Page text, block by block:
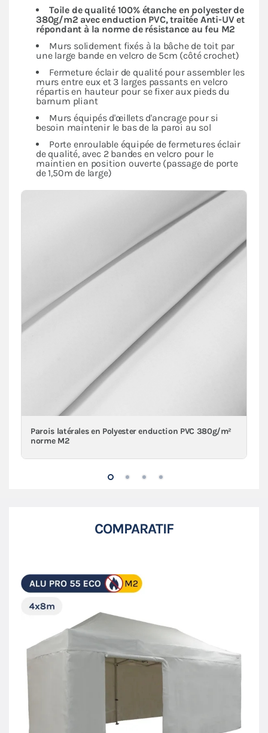
Toile de qualité 100% étanche en polyester de
380g/m2 avec enduction PVC, traitée Anti-UV et
répondant à la norme de résistance au feu M2
Murs solidement fixés à la bâche de toit par
une large bande en velcro de 5cm (côté crochet)
Fermeture éclair de qualité pour assembler les
murs entre eux et 3 larges passants en velcro
répartis en hauteur pour se fixer aux pieds du
barnum pliant
Murs équipés d'œillets d'ancrage pour si
besoin maintenir le bas de la paroi au sol
Porte enroulable équipée de fermetures éclair
de qualité, avec 2 bandes en velcro pour le
maintien en position ouverte (passage de porte
de 1,50m de large)
Parois latérales en Polyester enduction PVC 380g/m²
norme M2
COMPARATIF